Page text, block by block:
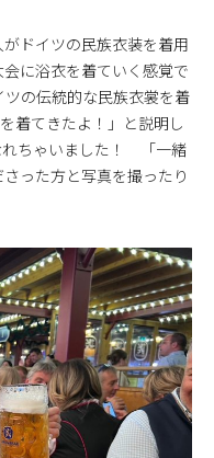
ドイツの民族衣装を着用
に浴衣を着ていく感覚で
の伝統的な民族衣裳を着
着てきたよ！」と説明し
れちゃいました！ 「一緒
った方と写真を撮ったり